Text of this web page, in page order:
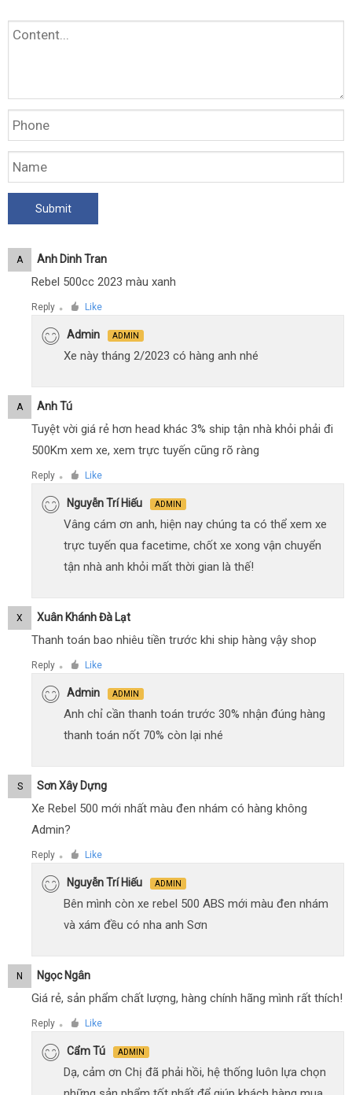
A Anh Dinh Tran
Rebel 500cc 2023 màu xanh
Reply ● Like
Admin ADMIN
Xe này tháng 2/2023 có hàng anh nhé
A Anh Tú
Tuyệt vời giá rẻ hơn head khác 3% ship tận nhà khỏi phải đi
500Km xem xe, xem trực tuyến cũng rõ ràng
Reply ● Like
Nguyễn Trí Hiếu ADMIN
Vâng cám ơn anh, hiện nay chúng ta có thể xem xe
trực tuyến qua facetime, chốt xe xong vận chuyển
tận nhà anh khỏi mất thời gian là thế!
X Xuân Khánh Đà Lạt
Thanh toán bao nhiêu tiền trước khi ship hàng vậy shop
Reply ● Like
Admin ADMIN
Anh chỉ cần thanh toán trước 30% nhận đúng hàng
thanh toán nốt 70% còn lại nhé
S Sơn Xây Dựng
Xe Rebel 500 mới nhất màu đen nhám có hàng không
Admin?
Reply ● Like
Nguyễn Trí Hiếu ADMIN
Bên mình còn xe rebel 500 ABS mới màu đen nhám
và xám đều có nha anh Sơn
N Ngọc Ngân
Giá rẻ, sản phẩm chất lượng, hàng chính hãng mình rất thích!
Reply ● Like
Cẩm Tú ADMIN
Dạ, cảm ơn Chị đã phải hồi, hệ thống luôn lựa chọn